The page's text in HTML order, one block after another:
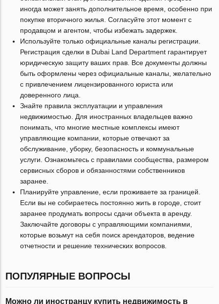
иногда может занять дополнительное время, особенно при
покупке вторичного жилья. Согласуйте этот момент с
продавцом и агентом, чтобы избежать задержек.
Используйте только официальные каналы регистрации.
Регистрация сделки в Dubai Land Department гарантирует
юридическую защиту ваших прав. Все документы должны
быть оформлены через официальные каналы, желательно
с привлечением лицензированного юриста или
доверенного лица.
Знайте правила эксплуатации и управления
недвижимостью. Для иностранных владельцев важно
понимать, что многие местные комплексы имеют
управляющие компании, которые отвечают за
обслуживание, уборку, безопасность и коммунальные
услуги. Ознакомьтесь с правилами сообщества, размером
сервисных сборов и обязанностями собственников
заранее.
Планируйте управление, если проживаете за границей.
Если вы не собираетесь постоянно жить в городе, стоит
заранее продумать вопросы сдачи объекта в аренду.
Заключайте договоры с управляющими компаниями,
которые возьмут на себя поиск арендаторов, ведение
отчетности и решение технических вопросов.
ПОПУЛЯРНЫЕ ВОПРОСЫ
Можно ли иностранцу купить недвижимость в